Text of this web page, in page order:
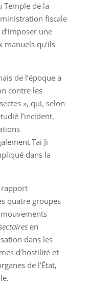
Temple de la
fiscale
une
manuels qu’ils
de l’époque a
contre les
», qui, selon
l’incident,
Tai Ji
dans la
rapport
quatre groupes
en
dans les
d’hostilité et
de l’État,